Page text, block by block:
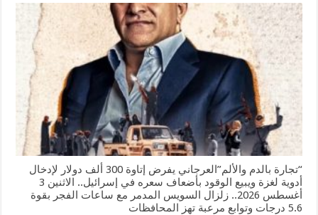
“تجارة بالدم والألم”العرجاني يفرض إتاوة 300 ألف دولار لإدخال
أدوية لغزة ويبيع الوقود بأضعاف سعره في إسرائيل.. الاثنين 3
أغسطس 2026.. زلزال السويس المدمر مع ساعات الفجر بقوة
5.6 درجات وتوابع مرعبة تهز المحافظات